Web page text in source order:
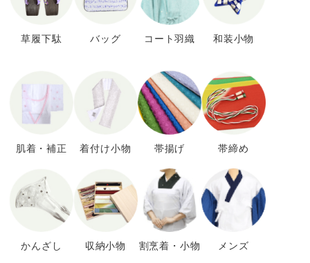
草履下駄 バッグ コート羽織 和装小物
肌着・補正 着付け小物 帯揚げ 帯締め
かんざし 収納小物 割烹着・小物 メンズ